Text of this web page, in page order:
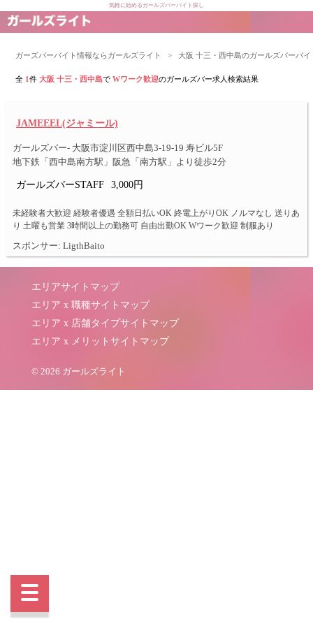
気軽に始めるガールズバーバイト探し
ガーズバーバイト情報ならガールズライト > 大阪 十三・西中島のガールズバーバ
全 1件大阪 十三・西中島でWワーク歓迎のガールズバー求人検索結果
JAMEEEL(ジャミール)
ガールズバー- 大阪市淀川区西中島3-19-19 寿ビル5F
地下鉄「西中島南方駅」阪急「南方駅」より徒歩2分
ガールズバーSTAFF 3,000円
未経験者大歓迎 経験者優遇 全額日払いOK 終電上がりOK ノルマなし 送りあ
り 土曜も営業 3時間以上の勤務可 自由出勤OK Wワーク歓迎 制服あり
スポンサー: LigthBaito
エリアサイトマップ
エリア x 職種サイトマップ
エリア x 店舗タイプサイトマップ
エリア x メリットサイトマップ
© 2026 ガールズライト